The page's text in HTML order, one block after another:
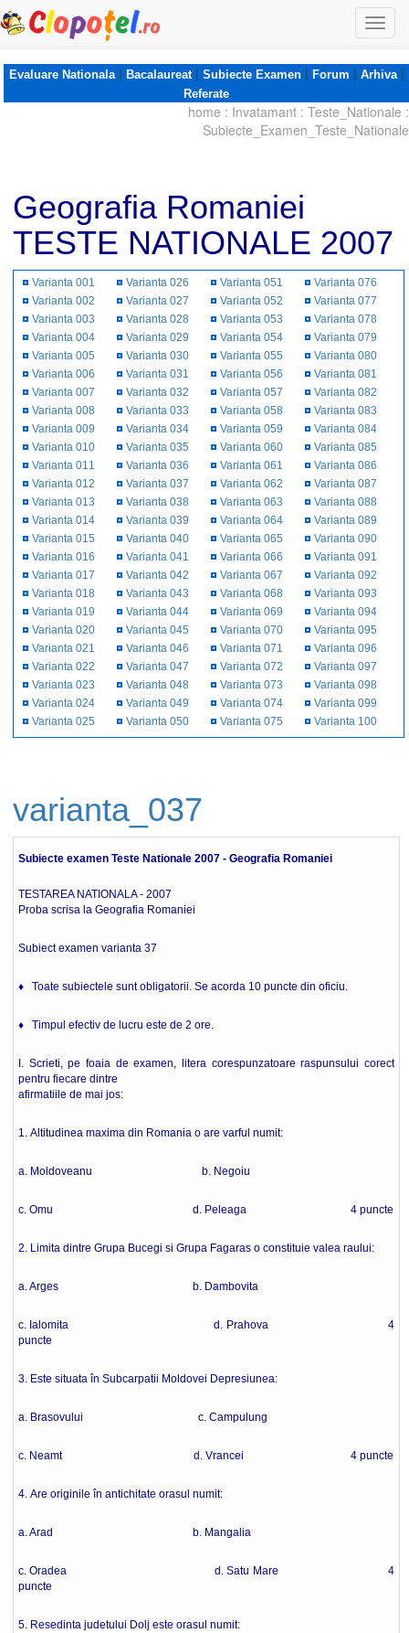
Evaluare Nationala| Bacalaureat| Subiecte Examen| Forum | Arhiva|
Referate
home : Invatamant : Teste_Nationale :
Subiecte_Examen_Teste_Nationale
Geografia Romaniei
TESTE NATIONALE 2007
Varianta 001
Varianta 002
Varianta 003
Varianta 004
Varianta 005
Varianta 006
Varianta 007
Varianta 008
Varianta 009
Varianta 010
Varianta 011
Varianta 012
Varianta 013
Varianta 014
Varianta 015
Varianta 016
Varianta 017
Varianta 018
Varianta 019
Varianta 020
Varianta 021
Varianta 022
Varianta 023
Varianta 024
Varianta 025
Varianta 026
Varianta 027
Varianta 028
Varianta 029
Varianta 030
Varianta 031
Varianta 032
Varianta 033
Varianta 034
Varianta 035
Varianta 036
Varianta 037
Varianta 038
Varianta 039
Varianta 040
Varianta 041
Varianta 042
Varianta 043
Varianta 044
Varianta 045
Varianta 046
Varianta 047
Varianta 048
Varianta 049
Varianta 050
Varianta 051
Varianta 052
Varianta 053
Varianta 054
Varianta 055
Varianta 056
Varianta 057
Varianta 058
Varianta 059
Varianta 060
Varianta 061
Varianta 062
Varianta 063
Varianta 064
Varianta 065
Varianta 066
Varianta 067
Varianta 068
Varianta 069
Varianta 070
Varianta 071
Varianta 072
Varianta 073
Varianta 074
Varianta 075
Varianta 076
Varianta 077
Varianta 078
Varianta 079
Varianta 080
Varianta 081
Varianta 082
Varianta 083
Varianta 084
Varianta 085
Varianta 086
Varianta 087
Varianta 088
Varianta 089
Varianta 090
Varianta 091
Varianta 092
Varianta 093
Varianta 094
Varianta 095
Varianta 096
Varianta 097
Varianta 098
Varianta 099
Varianta 100
varianta_037
Subiecte examen Teste Nationale 2007 - Geografia Romaniei
TESTAREA NATIONALA - 2007
Proba scrisa la Geografia Romaniei
Subiect examen varianta 37
♦ Toate subiectele sunt obligatorii. Se acorda 10 puncte din oficiu.
♦ Timpul efectiv de lucru este de 2 ore.
I. Scrieti, pe foaia de examen, litera corespunzatoare raspunsului corect
pentru fiecare dintre
afirmatiile de mai jos:
1. Altitudinea maxima din Romania o are varful numit:
a. Moldoveanu b. Negoiu
c. Omu d. Peleaga 4 puncte
2. Limita dintre Grupa Bucegi si Grupa Fagaras o constituie valea raului:
a. Arges b. Dambovita
c. Ialomita d. Prahova 4
puncte
3. Este situata în Subcarpatii Moldovei Depresiunea:
a. Brasovului c. Campulung
c. Neamt d. Vrancei 4 puncte
4. Are originile în antichitate orasul numit:
a. Arad b. Mangalia
c. Oradea d. Satu Mare 4
puncte
5. Resedinta judetului Dolj este orasul numit: